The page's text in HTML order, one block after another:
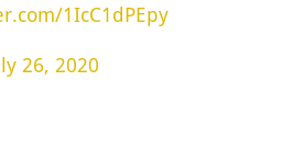
1IcC1dPEpy
26, 2020